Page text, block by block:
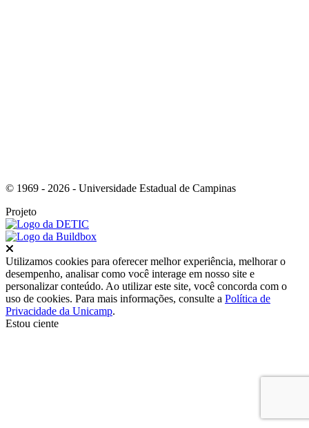
© 1969 - 2026 - Universidade Estadual de Campinas
Projeto
Utilizamos cookies para oferecer melhor experiência, melhorar o
desempenho, analisar como você interage em nosso site e
personalizar conteúdo. Ao utilizar este site, você concorda com o
uso de cookies. Para mais informações, consulte a Política de
Privacidade da Unicamp.
Estou ciente